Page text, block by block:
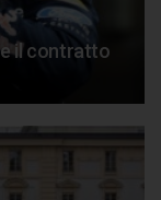
il contratto